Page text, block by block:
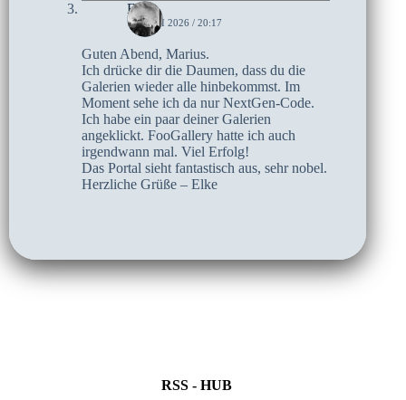
Elke
12. JUNI 2026 / 20:17
Guten Abend, Marius.
Ich drücke dir die Daumen, dass du die
Galerien wieder alle hinbekommst. Im
Moment sehe ich da nur NextGen-Code.
Ich habe ein paar deiner Galerien
angeklickt. FooGallery hatte ich auch
irgendwann mal. Viel Erfolg!
Das Portal sieht fantastisch aus, sehr nobel.
Herzliche Grüße – Elke
RSS - HUB